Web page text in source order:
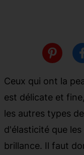
Ceux qui ont la
est délicate et
les autres types
d'élasticité que
brillance. Il faut